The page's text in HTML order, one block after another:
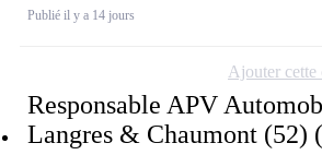
Publié il y a 14 jours
Responsable APV
Langres & Chaumont (52)
Ajouter cette